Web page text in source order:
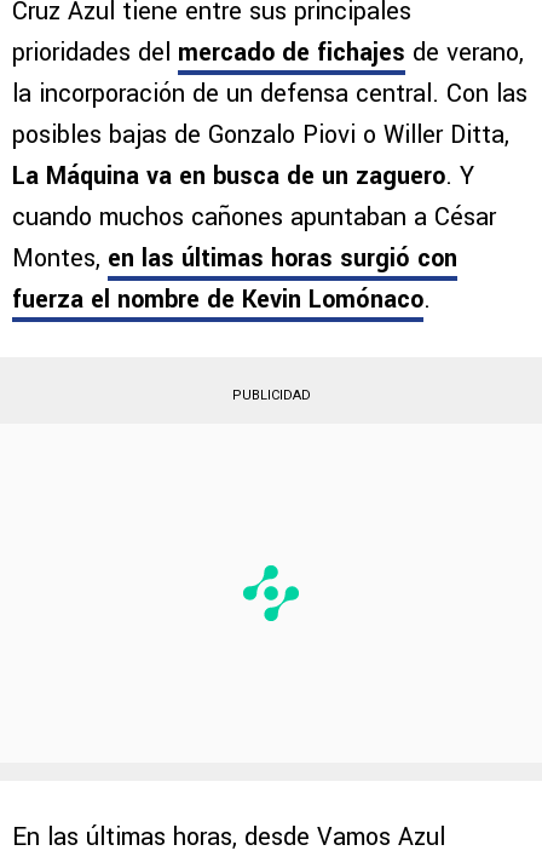
Síguenos en Google
Cruz Azul tiene entre sus principales
prioridades del mercado de fichajesde verano,
la incorporación de un defensa central. Con las
posibles bajas de Gonzalo Piovi o Willer Ditta,
La Máquina va en busca de un zaguero. Y
cuando muchos cañones apuntaban a César
fuerza el nombre de Kevin Lomónaco